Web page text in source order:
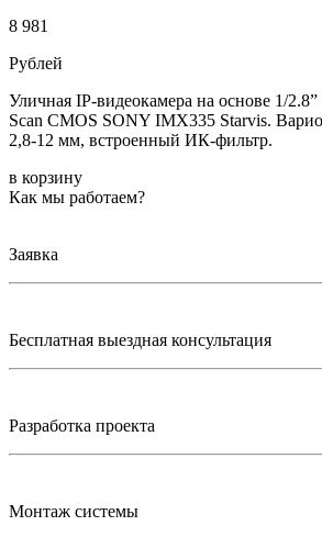
8 981
Рублей
Уличная IP-видеокамера на основе 1/
Scan CMOS SONY IMX335 Starvis.
2,8-12 мм, встроенный ИК-фильтр.
в корзину
Как мы работаем?
Заявка
Бесплатная выездная консультация
Разработка проекта
Монтаж системы